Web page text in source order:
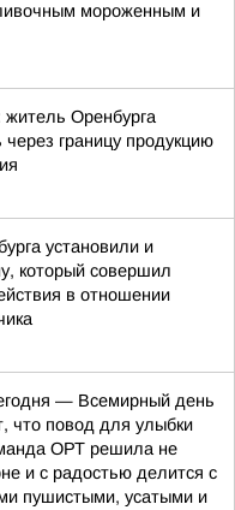
мороженным и
Оренбурга
границу продукцию
установили и
который совершил
в отношении
— Всемирный день
что повод для улыбки
ОРТ решила не
и с радостью делится с
пушистыми, усатыми и